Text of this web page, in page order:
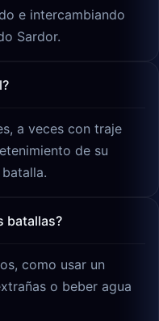
e intercambiando
Sardor.
a veces con traje
de su
batallas?
como usar un
o beber agua